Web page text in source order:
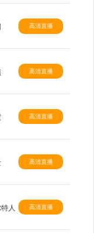
高清直播
高清直播
高清直播
高清直播
人 高清直播